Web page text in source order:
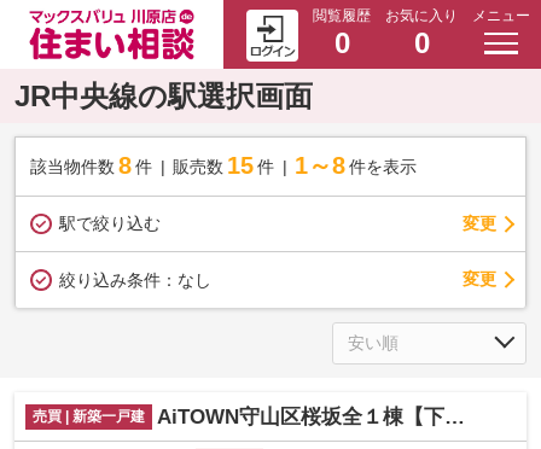
閲覧履歴
0
お気に入り
0
メニュー
JR中央線の駅選択画面
該当物件数 8件 販売数 15 件 1～8 件を表示
駅で絞り込む 変更
絞り込み条件： なし 変更
売買 | 新築一戸建 AiTOWN守山区桜坂全１棟【下志段味小 志段味中】